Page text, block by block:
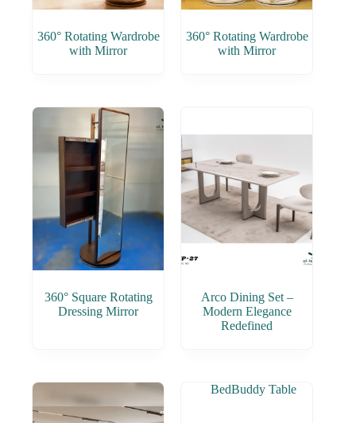
360° Rotating Wardrobe
with Mirror
360° Rotating Wardrobe
with Mirror
360° Square Rotating
Dressing Mirror
Arco Dining Set –
Modern Elegance
Redefined